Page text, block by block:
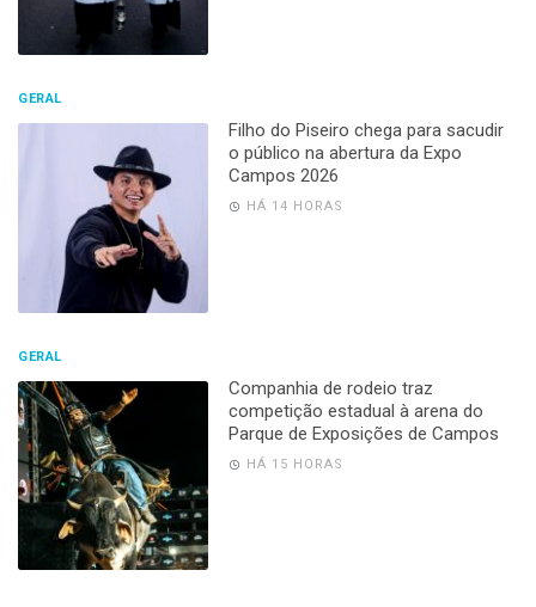
GERAL
Filho do Piseiro chega para sacudir
o público na abertura da Expo
Campos 2026
HÁ 14 HORAS
GERAL
Companhia de rodeio traz
competição estadual à arena do
Parque de Exposições de Campos
HÁ 15 HORAS